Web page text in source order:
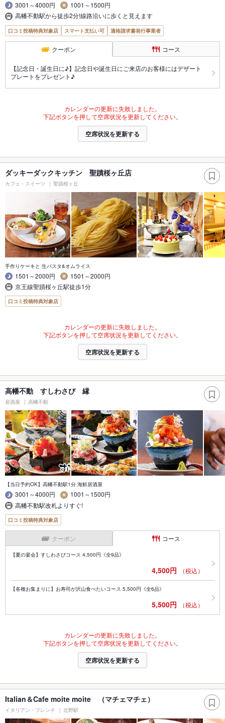
3001～4000円
1001～1500円
高幡不動駅から徒歩2分!線路沿いに歩くと見えます
口コミ投稿特典対象店 スマート支払い可 適格請求書発行事業者
クーポン コース
【記念日・誕生日に♪】記念日や誕生日にご来店のお客様にはデザート
プレートをプレゼント♪
カレンダーの更新に失敗しました。
下記ボタンを押して空席状況を更新してください。
空席状況を更新する
ダッキーダックキッチン 聖蹟桜ヶ丘店
カフェ・スイーツ 聖蹟桜ヶ丘
手作りケーキと 生パスタ&オムライス
1501～2000円
1501～2000円
京王線聖蹟桜ヶ丘駅徒歩1分
口コミ投稿特典対象店
カレンダーの更新に失敗しました。
下記ボタンを押して空席状況を更新してください。
空席状況を更新する
高幡不動 すしわさび 縁
居酒屋 高幡不動
【当日予約OK】高幡不動駅1分 海鮮居酒屋
3001～4000円
1001～1500円
高幡不動駅改札よりすぐ!
口コミ投稿特典対象店
クーポン コース
【夏の宴会】すしわさびコース 4,500円《全9品》
4,500円 （税込）
【各種お集まりに】お寿司が沢山食べたいコース 5,500円《全6品》
5,500円 （税込）
カレンダーの更新に失敗しました。
下記ボタンを押して空席状況を更新してください。
空席状況を更新する
Italian＆Cafe moite moite （マチェマチェ）
イタリアン・フレンチ 北野駅